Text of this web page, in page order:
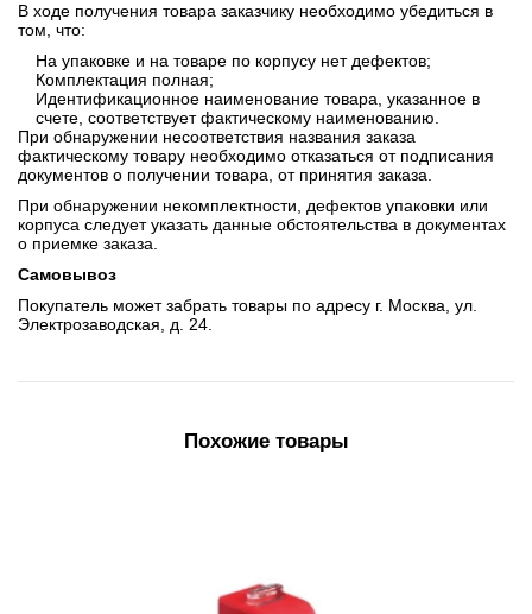
В ходе получения товара заказчику необходимо убедиться в
том, что:
На упаковке и на товаре по корпусу нет дефектов;
Комплектация полная;
Идентификационное наименование товара, указанное в
счете, соответствует фактическому наименованию.
При обнаружении несоответствия названия заказа
фактическому товару необходимо отказаться от подписания
документов о получении товара, от принятия заказа.
При обнаружении некомплектности, дефектов упаковки или
корпуса следует указать данные обстоятельства в документах
о приемке заказа.
Самовывоз
Покупатель может забрать товары по адресу г. Москва, ул.
Электрозаводская, д. 24.
Похожие товары